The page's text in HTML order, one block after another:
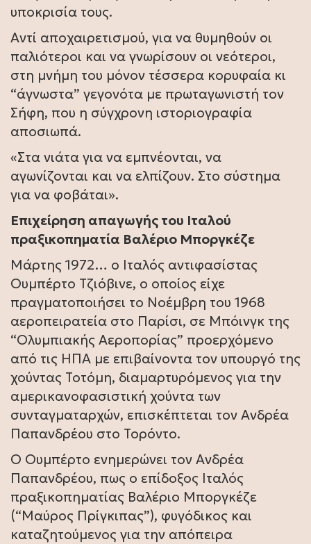
υποκρισία τους.
Αντί αποχαιρετισμού, για να θυμηθούν οι
παλιότεροι και να γνωρίσουν οι νεότεροι,
στη μνήμη του μόνον τέσσερα κορυφαία κι
“άγνωστα” γεγονότα με πρωταγωνιστή τον
Σήφη, που η σύγχρονη ιστοριογραφία
αποσιωπά.
«Στα νιάτα για να εμπνέονται, να
αγωνίζονται και να ελπίζουν. Στο σύστημα
για να φοβάται».
Επιχείρηση απαγωγής του Ιταλού
πραξικοπηματία Βαλέριο Μποργκέζε
Μάρτης 1972… ο Ιταλός αντιφασίστας
Ουμπέρτο Τζιόβινε, ο οποίος είχε
πραγματοποιήσει το Νοέμβρη του 1968
αεροπειρατεία στο Παρίσι, σε Μπόινγκ της
“Ολυμπιακής Αεροπορίας” προερχόμενο
από τις ΗΠΑ με επιβαίνοντα τον υπουργό της
χούντας Τοτόμη, διαμαρτυρόμενος για την
αμερικανοφασιστική χούντα των
συνταγματαρχών, επισκέπτεται τον Ανδρέα
Παπανδρέου στο Τορόντο.
Ο Ουμπέρτο ενημερώνει τον Ανδρέα
Παπανδρέου, πως ο επίδοξος Ιταλός
πραξικοπηματίας Βαλέριο Μποργκέζε
(“Μαύρος Πρίγκιπας”), φυγόδικος και
καταζητούμενος για την απόπειρα